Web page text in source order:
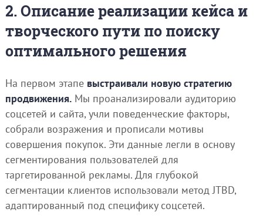
2. Описание реализации кейса и
творческого пути по поиску
оптимального решения
На первом этапе выстраивали новую стратегию
продвижения.Мы проанализировали аудиторию
соцсетей и сайта, учли поведенческие факторы,
собрали возражения и прописали мотивы
совершения покупок. Эти данные легли в основу
сегментирования пользователей для
таргетированной рекламы. Для глубокой
сегментации клиентов использовали метод JTBD,
адаптированный под специфику соцсетей.